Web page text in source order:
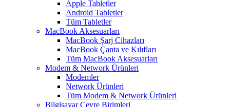
Apple Tabletler
Android Tabletler
Tüm Tabletler
MacBook Aksesuarları
MacBook Şarj Cihazları
MacBook Çanta ve Kılıfları
Tüm MacBook Aksesuarları
Modem & Network Ürünleri
Modemler
Network Ürünleri
Tüm Modem & Network Ürünleri
Bilgisayar Çevre Birimleri